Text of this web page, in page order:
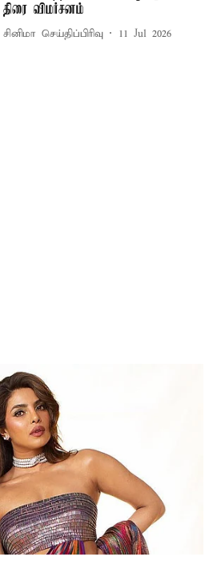
திரை விமர்சனம்
சினிமா செய்திப்பிரிவு 11 Jul 2026